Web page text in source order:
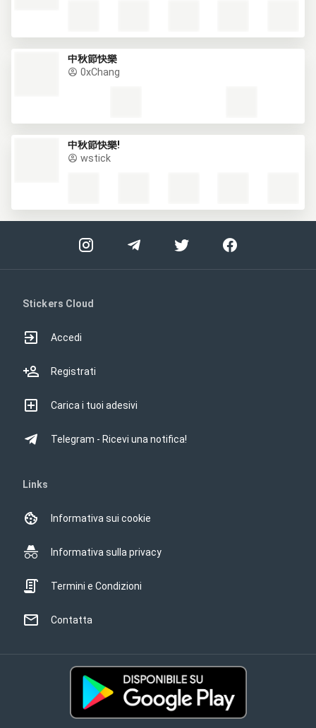
中秋節快樂
0xChang
中秋節快樂!
wstick
Stickers Cloud
Accedi
Registrati
Carica i tuoi adesivi
Telegram - Ricevi una notifica!
Links
Informativa sui cookie
Informativa sulla privacy
Termini e Condizioni
Contatta